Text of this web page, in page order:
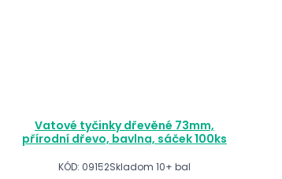
Vatové tyčinky dřevěné 73mm,
přírodní dřevo, bavlna, sáček 100ks
KÓD: 09152Skladom 10+ bal